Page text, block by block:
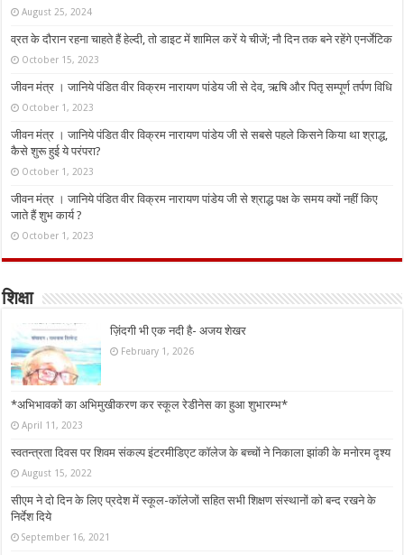
August 25, 2024
व्रत के दौरान रहना चाहते हैं हेल्दी, तो डाइट में शामिल करें ये चीजें; नौ दिन तक बने रहेंगे एनर्जेटिक
October 15, 2023
जीवन मंत्र । जानिये पंडित वीर विक्रम नारायण पांडेय जी से देव, ऋषि और पितृ सम्पूर्ण तर्पण विधि
October 1, 2023
जीवन मंत्र । जानिये पंडित वीर विक्रम नारायण पांडेय जी से सबसे पहले किसने किया था श्राद्ध,
कैसे शुरू हुई ये परंपरा?
October 1, 2023
जीवन मंत्र । जानिये पंडित वीर विक्रम नारायण पांडेय जी से श्राद्ध पक्ष के समय क्यों नहीं किए
जाते हैं शुभ कार्य ?
October 1, 2023
शिक्षा
ज़िंदगी भी एक नदी है- अजय शेखर
February 1, 2026
*अभिभावकों का अभिमुखीकरण कर स्कूल रेडीनेस का हुआ शुभारम्भ*
April 11, 2023
स्वतन्त्रता दिवस पर शिवम संकल्प इंटरमीडिएट कॉलेज के बच्चों ने निकाला झांकी के मनोरम दृश्य
August 15, 2022
सीएम ने दो दिन के लिए प्रदेश में स्कूल-कॉलेजों सहित सभी शिक्षण संस्थानों को बन्द रखने के
निर्देश दिये
September 16, 2021